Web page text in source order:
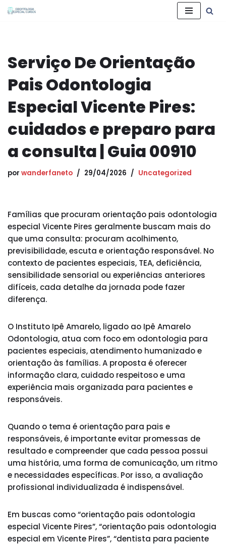
conteúdo
Serviço De Orientação
Pais Odontologia
Especial Vicente Pires:
cuidados e preparo para
a consulta | Guia 00910
por wanderfaneto 29/04/2026 Uncategorized
Famílias que procuram orientação pais odontologia
especial Vicente Pires geralmente buscam mais do
que uma consulta: procuram acolhimento,
previsibilidade, escuta e orientação responsável. No
contexto de pacientes especiais, TEA, deficiência,
sensibilidade sensorial ou experiências anteriores
difíceis, cada detalhe da jornada pode fazer
diferença.
O Instituto Ipê Amarelo, ligado ao Ipê Amarelo
Odontologia, atua com foco em odontologia para
pacientes especiais, atendimento humanizado e
orientação às famílias. A proposta é oferecer
informação clara, cuidado respeitoso e uma
experiência mais organizada para pacientes e
responsáveis.
Quando o tema é orientação para pais e
responsáveis, é importante evitar promessas de
resultado e compreender que cada pessoa possui
uma história, uma forma de comunicação, um ritmo
e necessidades específicas. Por isso, a avaliação
profissional individualizada é indispensável.
Em buscas como “orientação pais odontologia
especial Vicente Pires”, “orientação pais odontologia
especial em Vicente Pires”, “dentista para paciente